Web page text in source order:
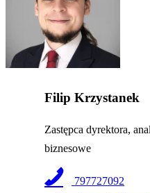
Filip Krzystanek
Zastępca dyrektora,
biznesowe
797727092